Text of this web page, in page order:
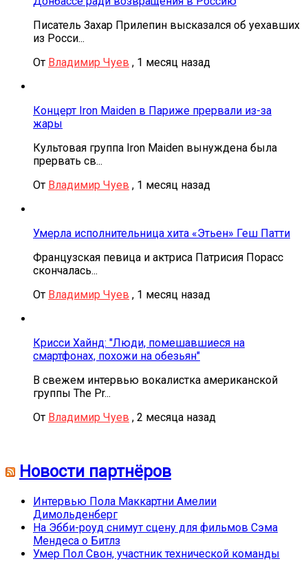
Писатель Захар Прилепин высказался об уехавших
из Росси...
От Владимир Чуев , 1 месяц назад
Концерт Iron Maiden в Париже прервали из-за
жары
Культовая группа Iron Maiden вынуждена была
прервать св...
От Владимир Чуев , 1 месяц назад
Умерла исполнительница хита «Этьен» Геш Патти
Французская певица и актриса Патрисия Порасс
скончалась...
От Владимир Чуев , 1 месяц назад
Крисси Хайнд: "Люди, помешавшиеся на
смартфонах, похожи на обезьян"
В свежем интервью вокалистка американской
группы The Pr...
От Владимир Чуев , 2 месяца назад
Новости партнёров
Интервью Пола Маккартни Амелии
Димольденберг
На Эбби-роуд снимут сцену для фильмов Сэма
Мендеса о Битлз
Умер Пол Свон, участник технической команды